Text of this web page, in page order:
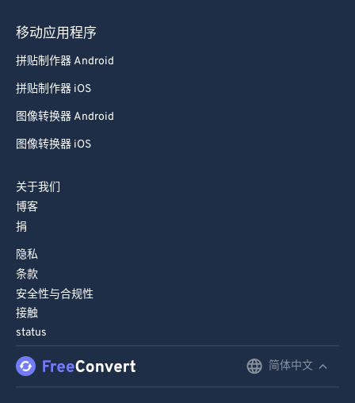
移动应用程序
拼贴制作器 Android
拼贴制作器 iOS
图像转换器 Android
图像转换器 iOS
关于我们
博客
捐
隐私
条款
安全性与合规性
接触
status
简体中文